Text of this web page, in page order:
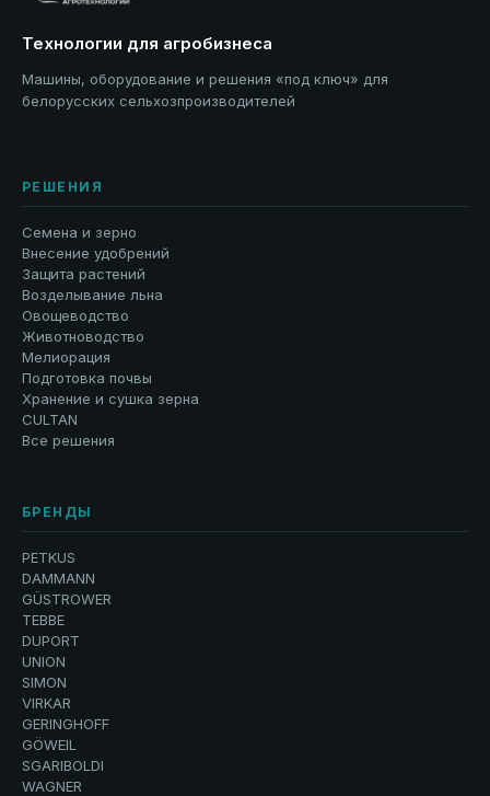
Технологии для агробизнеса
Машины, оборудование и решения «под ключ» для
белорусских сельхозпроизводителей
РЕШЕНИЯ
Семена и зерно
Внесение удобрений
Защита растений
Возделывание льна
Овощеводство
Животноводство
Мелиорация
Подготовка почвы
Хранение и сушка зерна
CULTAN
Все решения
БРЕНДЫ
PETKUS
DAMMANN
GÜSTROWER
TEBBE
DUPORT
UNION
SIMON
VIRKAR
GERINGHOFF
GÖWEIL
SGARIBOLDI
WAGNER